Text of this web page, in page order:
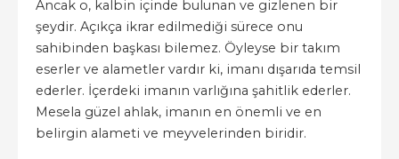
Ancak o, kalbin içinde bulunan ve gizlenen bir
şeydir. Açıkça ikrar edilmediği sürece onu
sahibinden başkası bilemez. Öyleyse bir takım
eserler ve alametler vardır ki, imanı dışarıda temsil
ederler. İçerdeki imanın varlığına şahitlik ederler.
Mesela güzel ahlak, imanın en önemli ve en
belirgin alameti ve meyvelerinden biridir.